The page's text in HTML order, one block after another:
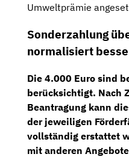
Umweltprämie
Sonderzahlung
normalisiert
Die 4.000 Euro sind
berücksichtigt. Nach
Beantragung kann
der jeweiligen
vollständig erstattet
mit anderen